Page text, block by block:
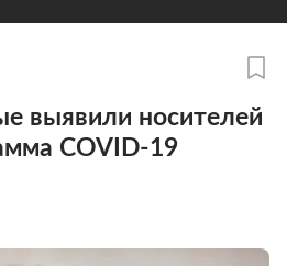
выявили носителей
COVID-19